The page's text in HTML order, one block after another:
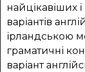
найцікавіших
варіантів
ірландською
граматичні
варіант